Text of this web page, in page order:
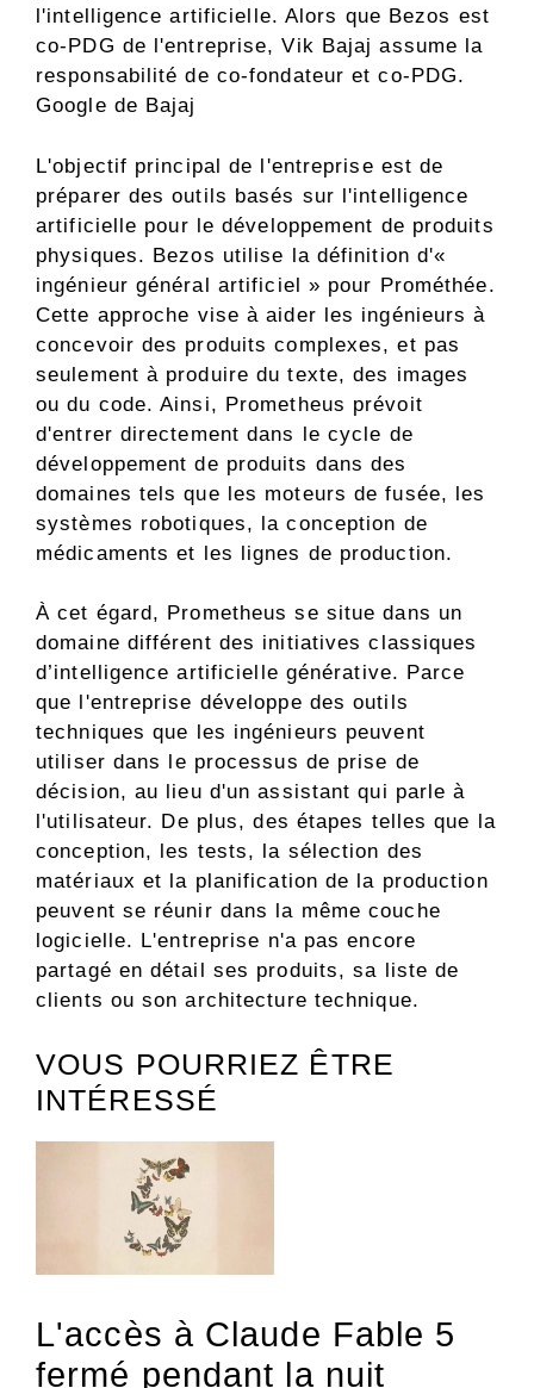
l'intelligence artificielle. Alors que Bezos est
co-PDG de l'entreprise, Vik Bajaj assume la
responsabilité de co-fondateur et co-PDG.
Google de Bajaj
L'objectif principal de l'entreprise est de
préparer des outils basés sur l'intelligence
artificielle pour le développement de produits
physiques. Bezos utilise la définition d'«
ingénieur général artificiel » pour Prométhée.
Cette approche vise à aider les ingénieurs à
concevoir des produits complexes, et pas
seulement à produire du texte, des images
ou du code. Ainsi, Prometheus prévoit
d'entrer directement dans le cycle de
développement de produits dans des
domaines tels que les moteurs de fusée, les
systèmes robotiques, la conception de
médicaments et les lignes de production.
À cet égard, Prometheus se situe dans un
domaine différent des initiatives classiques
d’intelligence artificielle générative. Parce
que l'entreprise développe des outils
techniques que les ingénieurs peuvent
utiliser dans le processus de prise de
décision, au lieu d'un assistant qui parle à
l'utilisateur. De plus, des étapes telles que la
conception, les tests, la sélection des
matériaux et la planification de la production
peuvent se réunir dans la même couche
logicielle. L'entreprise n'a pas encore
partagé en détail ses produits, sa liste de
clients ou son architecture technique.
VOUS POURRIEZ ÊTRE
INTÉRESSÉ
L'accès à Claude Fable 5
fermé pendant la nuit